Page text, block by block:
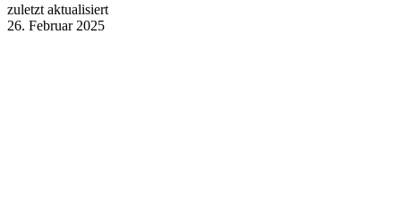
zuletzt aktualisiert
26. Februar 2025